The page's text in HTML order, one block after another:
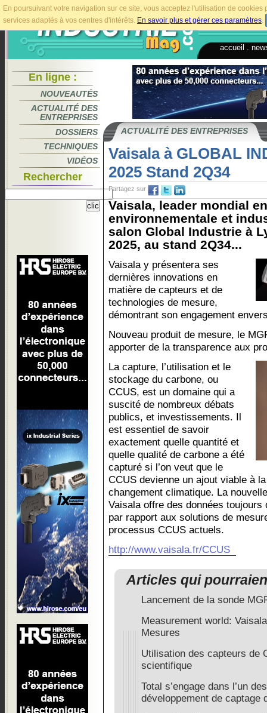
En poursuivant votre navigation sur ce site, vous acceptez l'utilisation de
services adaptés à vos centres d'intérêts. En savoir plus et gérer ces paramètres.
accueil
En ligne :
NOUVEAUTÉS
ACTUALITÉ DES
ENTREPRISES
DOSSIERS
TECHNIQUES
VIDÉOS
Rechercher
ACTUALITÉ DES ENTREPRISES
Vaisala à GLOBAL
2025 Stand 2Q34
Partagez sur
Vaisala, leader mondial
environnementale et
salon Global Industrie à
2025, au stand 2Q34...
Vaisala y présentera ses
dernières innovations en
matière de capteurs et de
technologies de mesure,
démontrant son engagement
Nouveau produit de mesure, le
apporter de la transparence aux
La capture, l’utilisation et le
stockage du carbone, ou
CCUS, est un domaine qui a
suscité de nombreux débats
publics, et investissements. Il
est essentiel de savoir
exactement quelle quantité et
quelle qualité de carbone a été
capturé si l’on veut que le
CCUS devienne un ajout viable à
changement climatique. La
Vaisala offre des données
par rapport aux solutions de
processus CCUS actuels.
http://www.vaisala.fr/CCUS
Articles qui
Lancement de la sonde
Measurement world:
Mesures
Utilisation des capteurs de
scientifique
Total s’engage dans l’un
développement de captage